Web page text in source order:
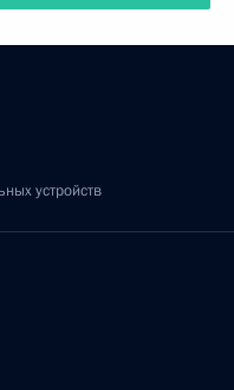
устройств